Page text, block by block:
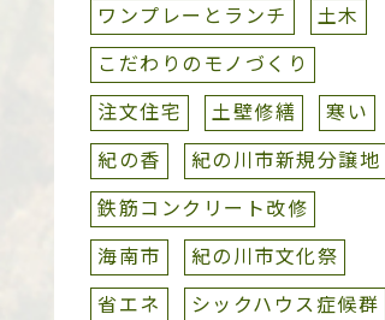
ワンプレーとランチ
土木
こだわりのモノづくり
注文住宅
土壁修繕
寒い
紀の香
紀の川市新規分譲地
鉄筋コンクリート改修
海南市
紀の川市文化祭
省エネ
シックハウス症候群